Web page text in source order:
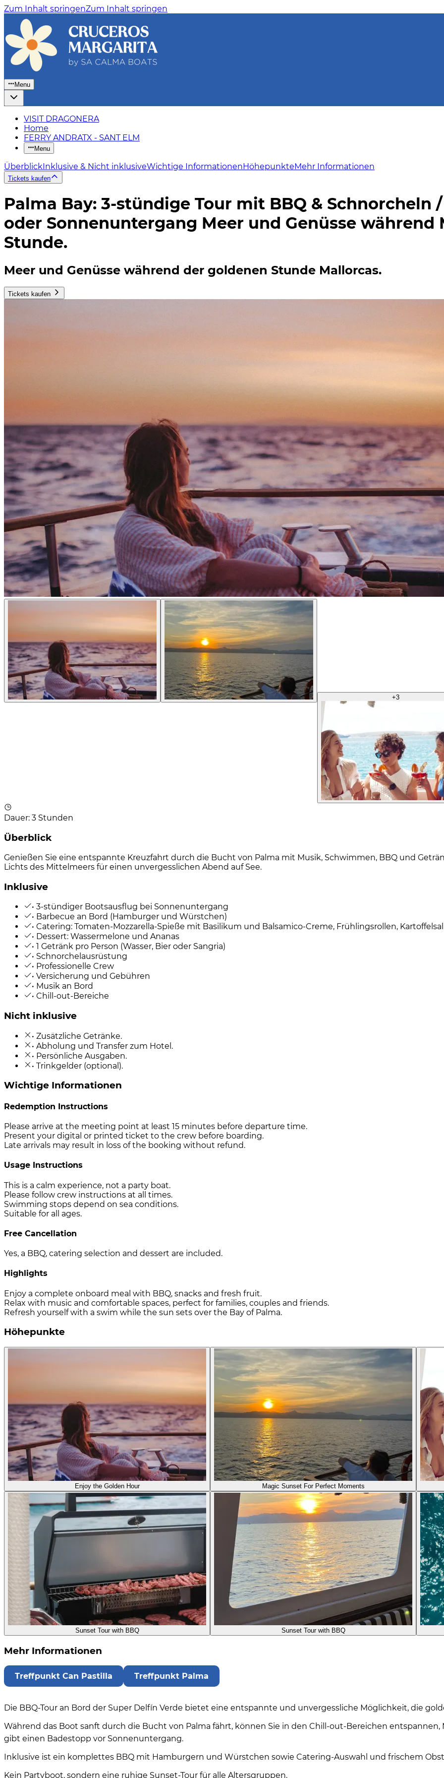
Zum Inhalt springenZum Inhalt springen
Menu
VISIT DRAGONERA
Home
FERRY ANDRATX - SANT ELM
Menu
ÜberblickInklusive & Nicht inklusiveWichtige InformationenHöhepunkteMehr Informationen
Tickets kaufen
Palma Bay: 3-stündige Tour mit BBQ &
oder Sonnenuntergang Meer und Genüsse während
Stunde.
Meer und Genüsse während der goldenen Stunde Mallorcas.
Tickets kaufen
+3
Dauer: 3 Stunden
Überblick
Genießen Sie eine entspannte Kreuzfahrt durch die Bucht von Palma mit Musik, Schwimmen, BBQ und
Lichts des Mittelmeers für einen unvergesslichen Abend auf See.
Inklusive
• 3-stündiger Bootsausflug bei Sonnenuntergang
• Barbecue an Bord (Hamburger und Würstchen)
• Catering: Tomaten-Mozzarella-Spieße mit Basilikum und Balsamico-Creme, Frühlingsrollen,
• Dessert: Wassermelone und Ananas
• 1 Getränk pro Person (Wasser, Bier oder Sangria)
• Schnorchelausrüstung
• Professionelle Crew
• Versicherung und Gebühren
• Musik an Bord
• Chill-out-Bereiche
Nicht inklusive
• Zusätzliche Getränke.
• Abholung und Transfer zum Hotel.
• Persönliche Ausgaben.
• Trinkgelder (optional).
Wichtige Informationen
Redemption Instructions
Please arrive at the meeting point at least 15 minutes before departure time.
Present your digital or printed ticket to the crew before boarding.
Late arrivals may result in loss of the booking without refund.
Usage Instructions
This is a calm experience, not a party boat.
Please follow crew instructions at all times.
Swimming stops depend on sea conditions.
Suitable for all ages.
Free Cancellation
Yes, a BBQ, catering selection and dessert are included.
Highlights
Enjoy a complete onboard meal with BBQ, snacks and fresh fruit.
Relax with music and comfortable spaces, perfect for families, couples and friends.
Refresh yourself with a swim while the sun sets over the Bay of Palma.
Höhepunkte
Enjoy the Golden Hour Magic Sunset For Perfect Moments
Sunset Tour with BBQ Sunset Tour with BBQ
Mehr Informationen
Treffpunkt Can Pastilla Treffpunkt Palma
Die BBQ-Tour an Bord der Super Delfín Verde bietet eine entspannte und unvergessliche Möglichkeit, die
Während das Boot sanft durch die Bucht von Palma fährt, können Sie in den Chill-out-Bereichen
gibt einen Badestopp vor Sonnenuntergang.
Inklusive ist ein komplettes BBQ mit Hamburgern und Würstchen sowie Catering-Auswahl und frischem
Kein Partyboot, sondern eine ruhige Sunset-Tour für alle Altersgruppen.